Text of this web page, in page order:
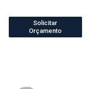
Solicitar
Orçamento